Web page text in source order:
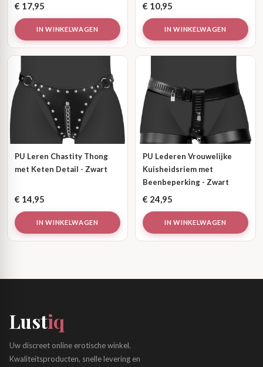
€ 17,95
IN WINKELWAGEN
€ 10,95
IN WINKELWAGEN
PU Leren Chastity Thong
met Keten Detail - Zwart
€ 14,95
IN WINKELWAGEN
PU Lederen Vrouwelijke
Kuisheidsriem met
Beenbeperking - Zwart
€ 24,95
IN WINKELWAGEN
Lustiq
Uw discreet online erotische winkel.
Kwaliteitsproducten, snelle levering en